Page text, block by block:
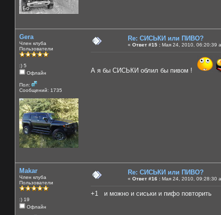
Gera
Член клуба
Пользователи
:) 5
Офлайн
Пол:
Сообщений: 1735
Re: СИСЬКИ или ПИВО?
« Ответ #15 : Мая 24, 2010, 06:20:39
А я бы СИСЬКИ облил бы пивом !
Makar
Член клуба
Пользователи
:) 19
Офлайн
Re: СИСЬКИ или ПИВО?
« Ответ #16 : Мая 24, 2010, 09:28:30
+1 и можно и сиськи и пифо повторить